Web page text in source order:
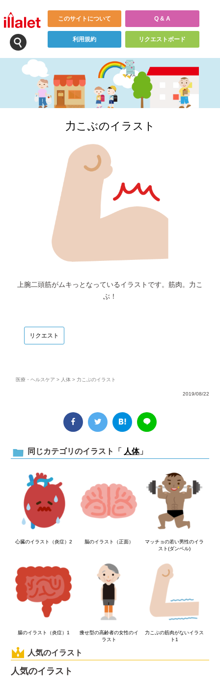
このサイトについて Q & A
利用規約 リクエストボード
力こぶのイラスト
上腕二頭筋がムキっとなっているイラストです。筋肉。力こ
ぶ！
リクエスト
医療・ヘルスケア > 人体 > 力こぶのイラスト
2019/08/22
同じカテゴリのイラスト「 人体」
心臓のイラスト（炎症）2 脳のイラスト（正面）
マッチョの若い男性のイラ
スト(ダンベル)
腸のイラスト（炎症）1
痩せ型の高齢者の女性のイ
ラスト
力こぶの筋肉がないイラス
ト1
人気のイラスト
人気のイラスト